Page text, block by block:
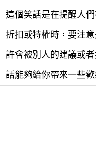
這個笑話是在提醒人
折扣或特權時，要注
許會被別人的建議或
話能夠給你帶來一些歡